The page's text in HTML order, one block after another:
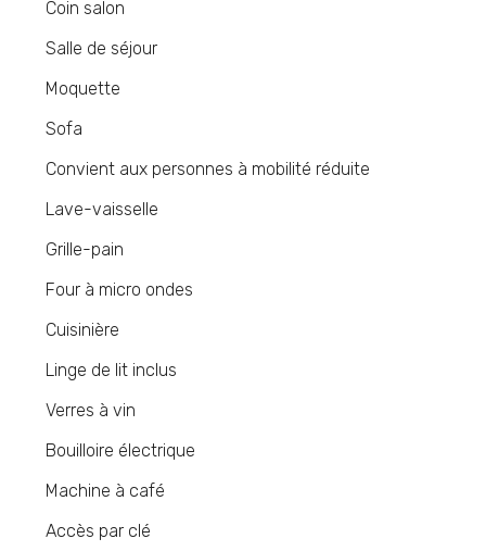
Coin salon
Salle de séjour
Moquette
Sofa
Convient aux personnes à mobilité réduite
Lave-vaisselle
Grille-pain
Four à micro ondes
Cuisinière
Linge de lit inclus
Verres à vin
Bouilloire électrique
Machine à café
Accès par clé